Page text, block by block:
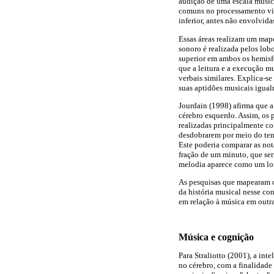
comuns no processamento
inferior, antes não
Essas áreas realizam um
sonoro é realizada pelos
superior em ambos os
que a leitura e a execução
verbais similares. Explica-se
suas aptidões musicais
Jourdain (1998) afirma que
cérebro esquerdo. Assim,
realizadas principalmente
desdobrarem por meio do
Este poderia comparar as
fração de um minuto, que
melodia aparece como um
As pesquisas que
da história musical nesse
em relação à música em
Música e cognição
Para Straliotto (2001), a
no cérebro, com a